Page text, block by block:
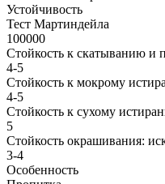
Устойчивость
Тест Мартиндейла
100000
Стойкость к скатыванию и
4-5
Стойкость к мокрому
4-5
Стойкость к сухому
5
Стойкость окрашивания:
3-4
Особенность